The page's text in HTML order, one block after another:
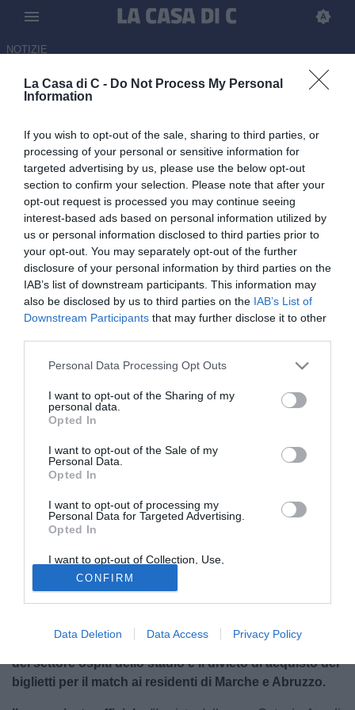
La Casa di C - Do Not Process My Personal
Information
If you wish to opt-out of the sale, sharing to third parties, or
processing of your personal or sensitive information for
targeted advertising by us, please use the below opt-out
section to confirm your selection. Please note that after your
opt-out request is processed you may continue seeing
interest-based ads based on personal information utilized by
us or personal information disclosed to third parties prior to
your opt-out. You may separately opt-out of the further
disclosure of your personal information by third parties on the
IAB’s list of downstream participants. This information may
also be disclosed by us to third parties on the IAB’s List of
Downstream Participants that may further disclose it to other
Personal Data Processing Opt Outs
I want to opt-out of the Sharing of my
personal data.
Opted In
I want to opt-out of the Sale of my
Personal Data.
Opted In
I want to opt-out of processing my
Personal Data for Targeted Advertising.
Opted In
I want to opt-out of Collection, Use,
Retention, Sale, and/or Sharing of my
Personal Data that Is Unrelated with the
Purposes for which it was collected.
Opted Out
CONFIRM
Data Deletion Data Access Privacy Policy
NOTIZIE
Catania-Ascoli, ufficiale la
divieto di acquisto tagliandi per
i residenti di Marche e Abruzzo
26.05.2026 17:30 di Filippo De Zottis
Il Prefetto della Provincia di Catania ha disposto la chiusura del
settore ospiti del Massimino in vista della gara di ritorno della
semifinale playoff
Sale la temperatura in vista della semifinale di ritorno
dei playoff di Serie C tra Catania e Ascoli.
Duca"è chiamata a una rimonta storica e potrà contare
sull'appoggio di un
"Massimino"
invece fare affidamento sul sostegno del proprio pubblico è
l'Ascoli di Tomei: come annunciato dal Catania sul proprio
la Prefettura ha disposto la chiusura
del settore ospiti dello stadio e il divieto di acquisto dei
biglietti per il match ai residenti di Marche e Abruzzo.